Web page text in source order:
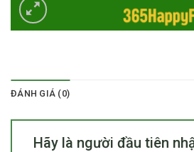
ĐÁNH GIÁ (0)
Hãy là người đầu tiên